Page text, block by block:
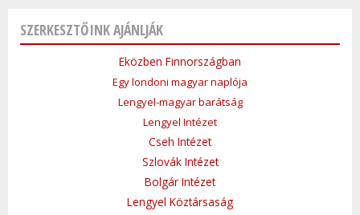
SZERKESZTŐINK AJÁNLJÁK
Eközben Finnországban
Egy londoni magyar naplója
Lengyel-magyar barátság
Lengyel Intézet
Cseh Intézet
Szlovák Intézet
Bolgár Intézet
Lengyel Köztársaság